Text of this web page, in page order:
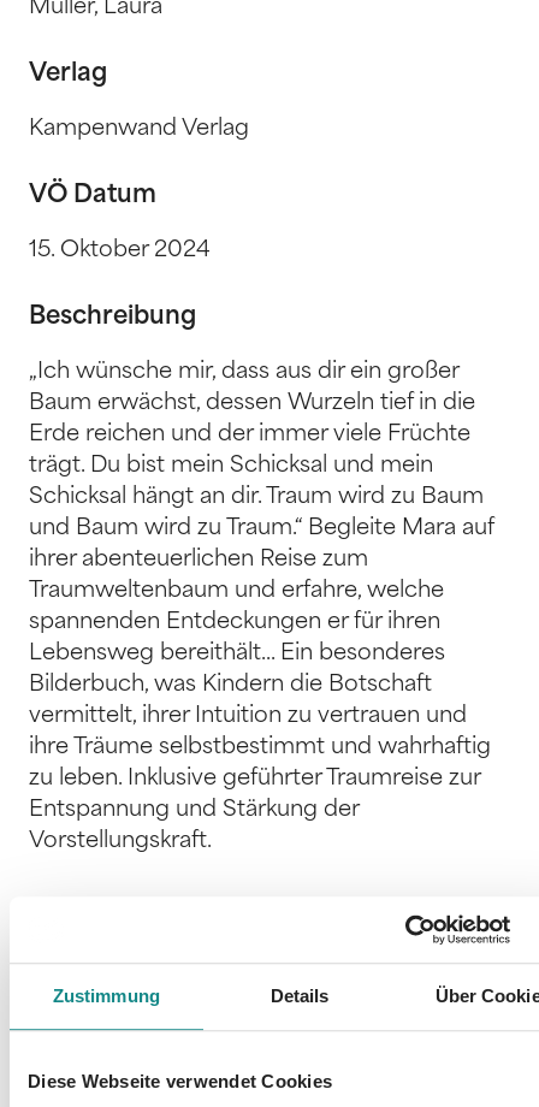
Zustimmung Details Über
Diese Webseite verwendet Cookies
Müller, Laura
Verlag
Kampenwand Verlag
VÖ Datum
15. Oktober 2024
Beschreibung
„Ich wünsche mir, dass aus dir ein großer
Baum erwächst, dessen Wurzeln tief in die
Erde reichen und der immer viele Früchte
trägt. Du bist mein Schicksal und mein
Schicksal hängt an dir. Traum wird zu Baum
und Baum wird zu Traum.“ Begleite Mara auf
ihrer abenteuerlichen Reise zum
Traumweltenbaum und erfahre, welche
spannenden Entdeckungen er für ihren
Lebensweg bereithält... Ein besonderes
Bilderbuch, was Kindern die Botschaft
vermittelt, ihrer Intuition zu vertrauen und
ihre Träume selbstbestimmt und wahrhaftig
zu leben. Inklusive geführter Traumreise zur
Entspannung und Stärkung der
Vorstellungskraft.